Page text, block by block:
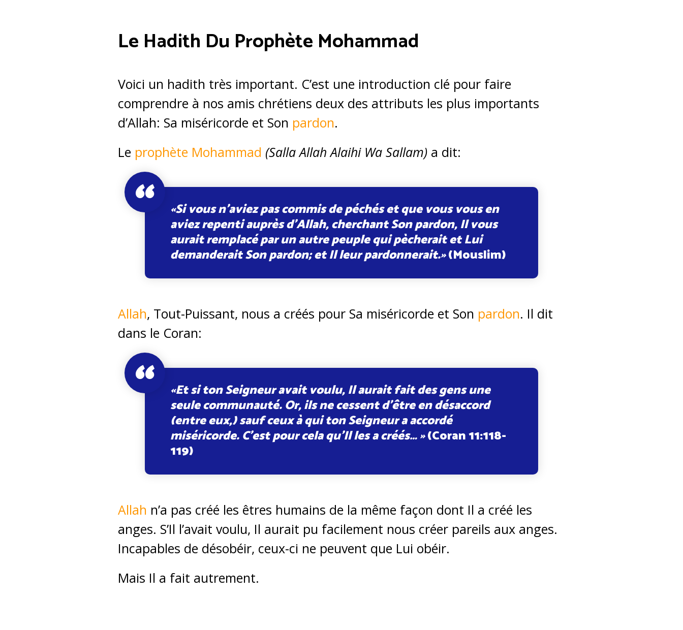
Le Hadith Du Prophète Mohammad
Voici un hadith très important. C’est une introduction clé pour faire
comprendre à nos amis chrétiens deux des attributs les plus importants
d’Allah: Sa miséricorde et Son pardon.
Le prophète Mohammad (Salla Allah Alaihi Wa Sallam) a dit:
«Si vous n’aviez pas commis de péchés et que vous vous en
aviez repenti auprès d’Allah, cherchant Son pardon, Il vous
aurait remplacé par un autre peuple qui pècherait et Lui
demanderait Son pardon; et Il leur pardonnerait.»(Mouslim)
Allah, Tout-Puissant, nous a créés pour Sa miséricorde et Son pardon. Il dit
dans le Coran:
«Et si ton Seigneur avait voulu, Il aurait fait des gens une
seule communauté. Or, ils ne cessent d’être en désaccord
(entre eux,) sauf ceux à qui ton Seigneur a accordé
miséricorde. C’est pour cela qu’Il les a créés… »(Coran 11:118-
119)
Allah n’a pas créé les êtres humains de la même façon dont Il a créé les
anges. S’Il l’avait voulu, Il aurait pu facilement nous créer pareils aux anges.
Incapables de désobéir, ceux-ci ne peuvent que Lui obéir.
Mais Il a fait autrement.